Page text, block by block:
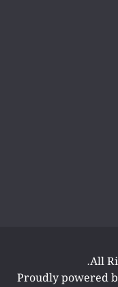
All
Proudly powered